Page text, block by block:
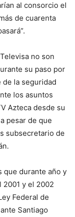
al consorcio el
de cuarenta
no son
su paso por
de la seguridad
los asuntos
Azteca desde su
pesar de que
subsecretario de
que durante año y
y el 2002
Federal de
Santiago